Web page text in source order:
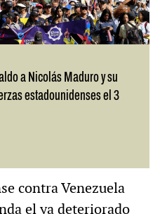
a Nicolás Maduro y su
estadounidenses el 3
contra Venezuela
el ya deteriorado